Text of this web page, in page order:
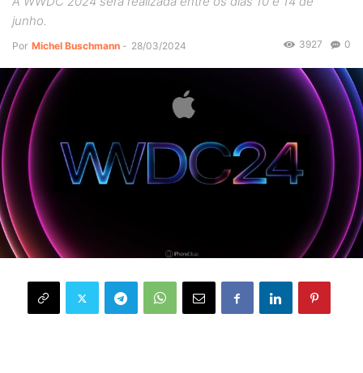
junho.
Por Michel Buschmann - 28/03/2024 0
3927